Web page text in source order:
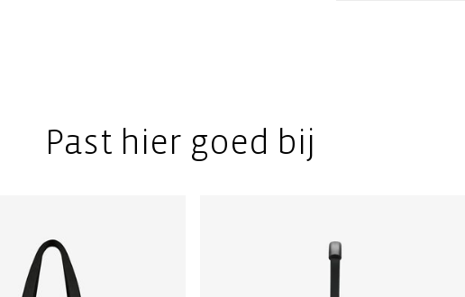
Past hier goed bij